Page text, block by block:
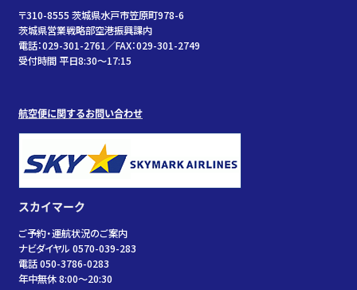
〒310-8555 茨城県水戸市笠原町978-6
茨城県営業戦略部空港振興課内
電話：029-301-2761／FAX：029-301-2749
受付時間 平日8:30～17:15
航空便に関するお問い合わせ
スカイマーク
ご予約・運航状況のご案内
ナビダイヤル 0570-039-283
電話 050-3786-0283
年中無休 8:00～20:30